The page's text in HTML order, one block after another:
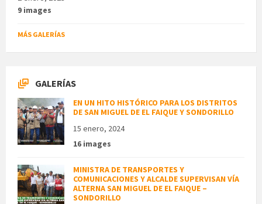
9 images
MÁS GALERÍAS
GALERÍAS
EN UN HITO HISTÓRICO PARA LOS DISTRITOS
DE SAN MIGUEL DE EL FAIQUE Y SONDORILLO
15 enero, 2024
16 images
MINISTRA DE TRANSPORTES Y
COMUNICACIONES Y ALCALDE SUPERVISAN VÍA
ALTERNA SAN MIGUEL DE EL FAIQUE –
SONDORILLO